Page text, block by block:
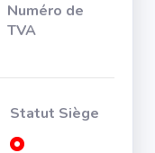
Numéro de
TVA
Statut Siège